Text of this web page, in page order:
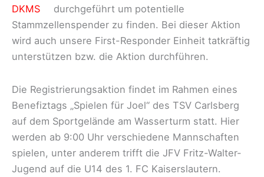
DKMS
durchgeführt um potentielle
Stammzellenspender zu finden. Bei dieser Aktion
wird auch unsere First-Responder Einheit tatkräftig
unterstützen bzw. die Aktion durchführen.
Die Registrierungsaktion findet im Rahmen eines
Benefiztags „Spielen für Joel“ des TSV Carlsberg
auf dem Sportgelände am Wasserturm statt. Hier
werden ab 9:00 Uhr verschiedene Mannschaften
spielen, unter anderem trifft die JFV Fritz-Walter-
Jugend auf die U14 des 1. FC Kaiserslautern.